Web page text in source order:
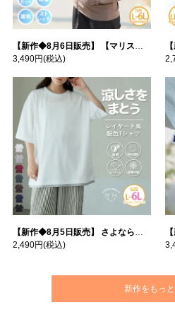
【新作◆8月6日販売】 【マリスポーツ】 運動初心者さんのための フード付き パーカー | 大きいサイズの通販ならハッピーマリリン
3,490円(税込)
【
【新作◆8月5日販売】 さよなら猛暑 涼しさを着る 遮熱 接触冷感 吸水・速乾 五分袖 コンフォートメッシュ 配色レイヤード 風ゆる Tシャツ | 大きいサイズの通販ならハッピーマリリン
2,490円(税込)
【
新作をもっ